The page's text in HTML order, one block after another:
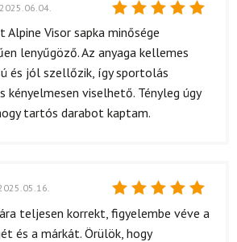
Értékelés:
/ 5
2025.06.04.
Alpine Visor sapka minősége
lenyűgöző. Az anyaga kellemes
és jól szellőzik, így sportolás
kényelmesen viselhető. Tényleg úgy
tartós darabot kaptam.
Értékelés:
5/ 5
teljesen korrekt, figyelembe véve a
és a márkát. Örülök, hogy